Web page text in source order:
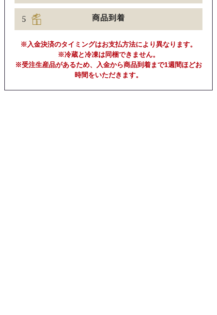
5 商品到着
※入金決済のタイミングはお支払方法により異なります。
※冷蔵と冷凍は同梱できません。
※受注生産品があるため、入金から商品到着まで1週間ほどお
時間をいただきます。